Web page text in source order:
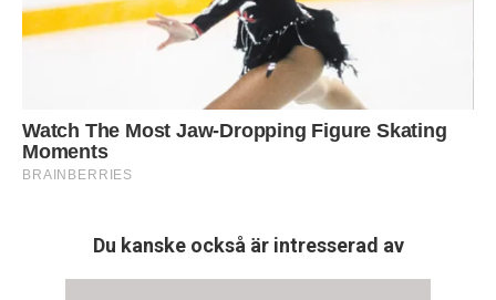
Du kanske också är intresserad av